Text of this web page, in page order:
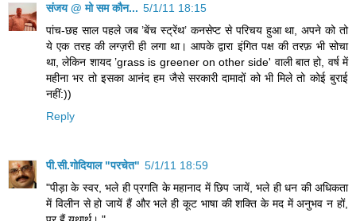
संजय @ मो सम कौन... 5/1/11 18:15
पांच-छह साल पहले जब ’बेंच स्ट्रेंथ’ कनसेप्ट से परिचय हुआ था, अपने को तो
ये एक तरह की लग्ज़री ही लगा था। आपके द्वारा इंगित पक्ष की तरफ़ भी सोचा
था, लेकिन शायद ’grass is greener on other side' वाली बात हो, वर्ष में
महीना भर तो इसका आनंद हम जैसे सरकारी दामादों को भी मिले तो कोई बुराई
नहीं:))
Reply
पी.सी.गोदियाल "परचेत" 5/1/11 18:59
"पीड़ा के स्वर, भले ही प्रगति के महानाद में छिप जायें, भले ही धन की अधिकता
में विलीन से हो जायें हैं और भले ही कूट भाषा की शक्ति के मद में अनुभव न हों,